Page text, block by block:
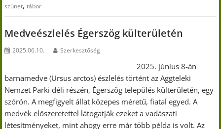
szünet,tábor
Medveészlelés Égerszög külterületén
2025.06.10. Szerkesztőség
2025. június 8-án
barnamedve (Ursus arctos) észlelés történt az Aggteleki
Nemzet Parki déli részén, Égerszög település külterületén, egy
szórón. A megfigyelt állat közepes méretű, fiatal egyed. A
medvék előszeretettel látogatják ezeket a vadászati
létesítményeket, mint ahogy erre már több példa is volt. Az